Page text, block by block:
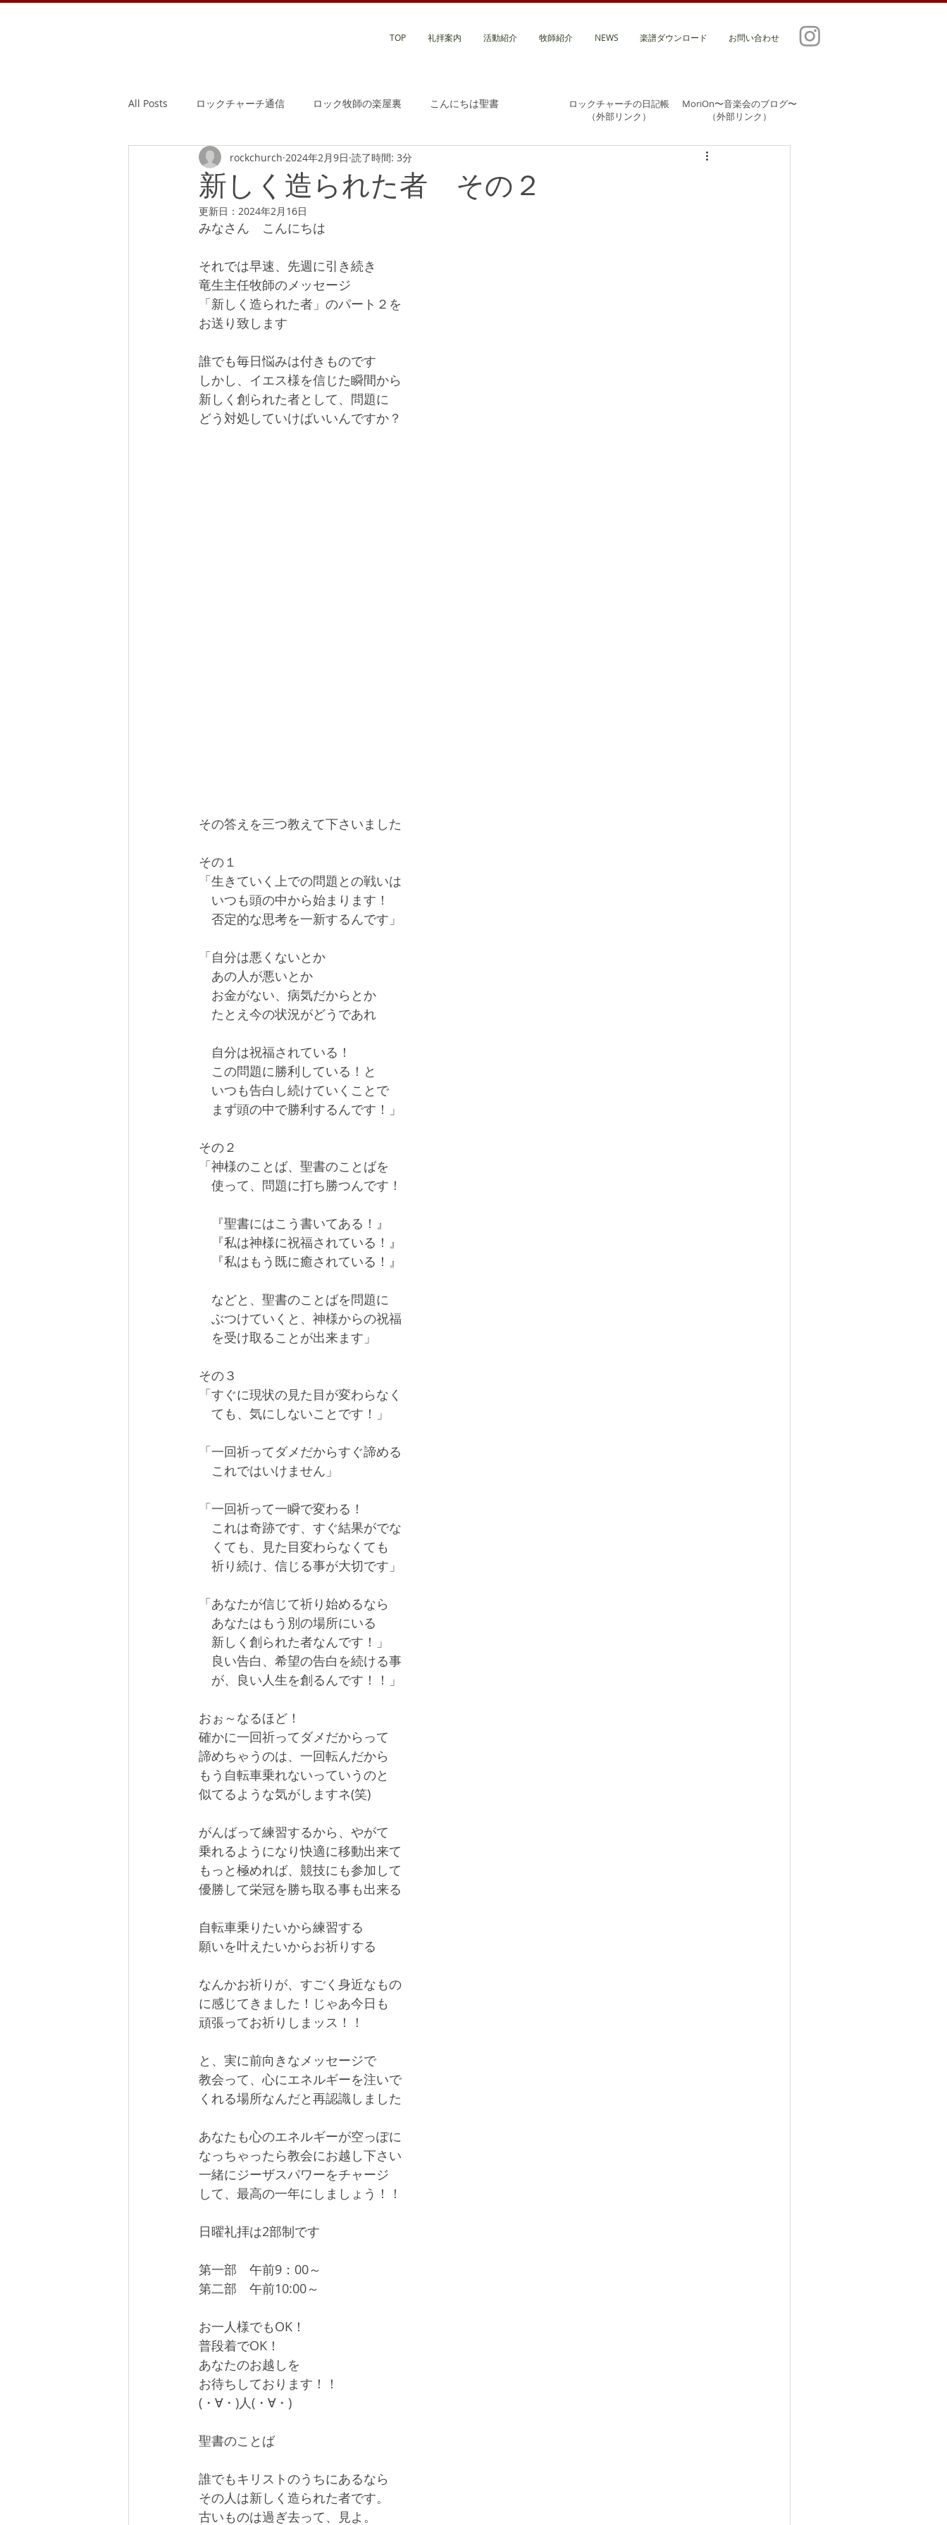
TOP 礼拝案内 活動紹介 牧師紹介 NEWS 楽譜ダウンロード お問い合わせ
All Posts ロックチャーチ通信 ロック牧師の楽屋裏 こんにちは聖書
新しく造られた者 その２
rockchurch 2024年2月9日 読了時間: 3分
更新日： 2024年2月16日
みなさん　こんにちは
それでは早速、先週に引き続き
竜生主任牧師のメッセージ
「新しく造られた者」のパート２を
お送り致します
誰でも毎日悩みは付きものです
しかし、イエス様を信じた瞬間から
新しく創られた者として、問題に
どう対処していけばいいんですか？
その答えを三つ教えて下さいました
その１
「生きていく上での問題との戦いは
いつも頭の中から始まります！
否定的な思考を一新するんです」
「自分は悪くないとか
あの人が悪いとか
お金がない、病気だからとか
たとえ今の状況がどうであれ
自分は祝福されている！
この問題に勝利している！と
いつも告白し続けていくことで
まず頭の中で勝利するんです！」
その２
「神様のことば、聖書のことばを
使って、問題に打ち勝つんです！
『聖書にはこう書いてある！』
『私は神様に祝福されている！』
『私はもう既に癒されている！』
などと、聖書のことばを問題に
ぶつけていくと、神様からの祝福
を受け取ることが出来ます」
その３
「すぐに現状の見た目が変わらなく
ても、気にしないことです！」
「一回祈ってダメだからすぐ諦める
これではいけません」
「一回祈って一瞬で変わる！
これは奇跡です、すぐ結果がでな
くても、見た目変わらなくても
祈り続け、信じる事が大切です」
「あなたが信じて祈り始めるなら
あなたはもう別の場所にいる
新しく創られた者なんです！」
良い告白、希望の告白を続ける事
が、良い人生を創るんです！！」
おぉ～なるほど！
確かに一回祈ってダメだからって
諦めちゃうのは、一回転んだから
もう自転車乗れないっていうのと
似てるような気がしますネ(笑)
がんばって練習するから、やがて
乗れるようになり快適に移動出来て
もっと極めれば、競技にも参加して
優勝して栄冠を勝ち取る事も出来る
自転車乗りたいから練習する
願いを叶えたいからお祈りする
なんかお祈りが、すごく身近なもの
に感じてきました！じゃあ今日も
頑張ってお祈りしまッス！！
と、実に前向きなメッセージで
教会って、心にエネルギーを注いで
くれる場所なんだと再認識しました
あなたも心のエネルギーが空っぽに
なっちゃったら教会にお越し下さい
一緒にジーザスパワーをチャージ
して、最高の一年にしましょう！！
日曜礼拝は2部制です
第一部　午前9：00～
第二部　午前10:00～
お一人様でもOK！
普段着でOK！
あなたのお越しを
お待ちしております！！
(・∀・)人(・∀・)
聖書のことば
誰でもキリストのうちにあるなら
その人は新しく造られた者です。
古いものは過ぎ去って、見よ。
ロックチャーチの日記帳
（外部リンク）
MoriOn〜音楽会のブログ〜
​（外部リンク）